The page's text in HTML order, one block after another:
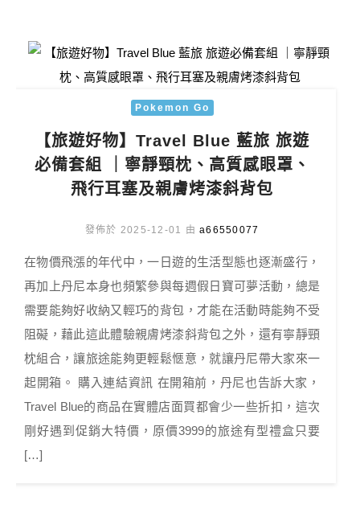
Pokemon Go
【旅遊好物】Travel Blue 藍旅 旅遊
必備套組 ｜寧靜頸枕、高質感眼罩、
飛行耳塞及親膚烤漆斜背包
發佈於 2025-12-01 由 a66550077
在物價飛漲的年代中，一日遊的生活型態也逐漸盛行，
再加上丹尼本身也頻繁參與每週假日寶可夢活動，總是
需要能夠好收納又輕巧的背包，才能在活動時能夠不受
阻礙，藉此這此體驗親膚烤漆斜背包之外，還有寧靜頸
枕組合，讓旅途能夠更輕鬆愜意，就讓丹尼帶大家來一
起開箱。 購入連結資訊 在開箱前，丹尼也告訴大家，
Travel Blue的商品在實體店面買都會少一些折扣，這次
剛好遇到促銷大特價，原價3999的旅途有型禮盒只要
[…]